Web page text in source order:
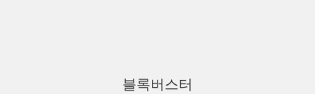
블록버스터